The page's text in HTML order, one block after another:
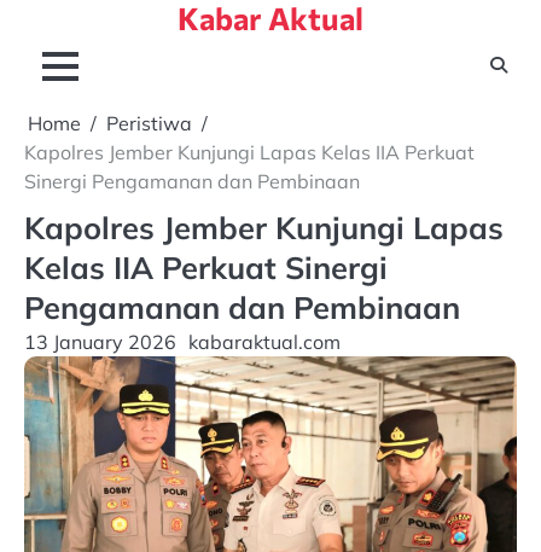
content
Kabar Aktual
Home
Peristiwa
Kapolres Jember Kunjungi Lapas Kelas IIA Perkuat
Sinergi Pengamanan dan Pembinaan
Kapolres Jember Kunjungi Lapas
Kelas IIA Perkuat Sinergi
Pengamanan dan Pembinaan
13 January 2026 kabaraktual.com